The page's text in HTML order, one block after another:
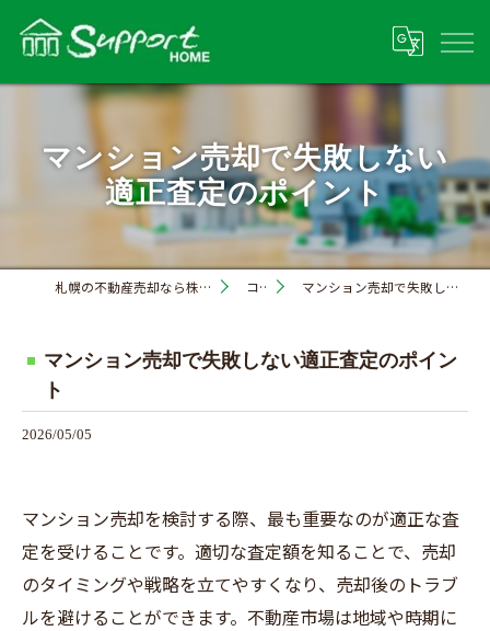
マンション売却で失敗しない
適正査定のポイント
札幌の不動産売却なら株式会社サポートホーム コラム マンション売却で失敗しない適正査定のポイント
マンション売却で失敗しない適正査定のポイン
ト
2026/05/05
マンション売却を検討する際、最も重要なのが適正な査
定を受けることです。適切な査定額を知ることで、売却
のタイミングや戦略を立てやすくなり、売却後のトラブ
ルを避けることができます。不動産市場は地域や時期に